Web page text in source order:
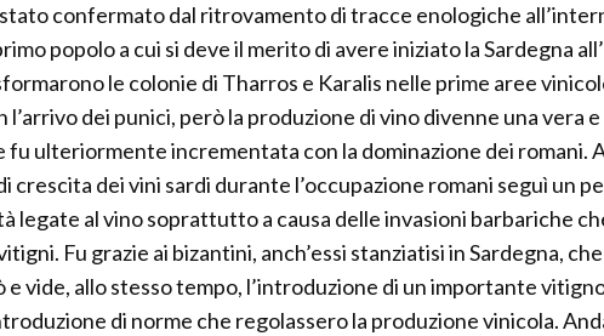
confermato dal ritrovamento di tracce enologiche
popolo a cui si deve il merito di avere iniziato la Sardegna
le colonie di Tharros e Karalis nelle prime aree
l’arrivo dei punici, però la produzione di vino divenne una vera
ulteriormente incrementata con la dominazione dei romani.
crescita dei vini sardi durante l’occupazione romani seguì un
legate al vino soprattutto a causa delle invasioni barbariche
Fu grazie ai bizantini, anch’essi stanziatisi in Sardegna, che
vide, allo stesso tempo, l’introduzione di un importante
di norme che regolassero la produzione vinicola.